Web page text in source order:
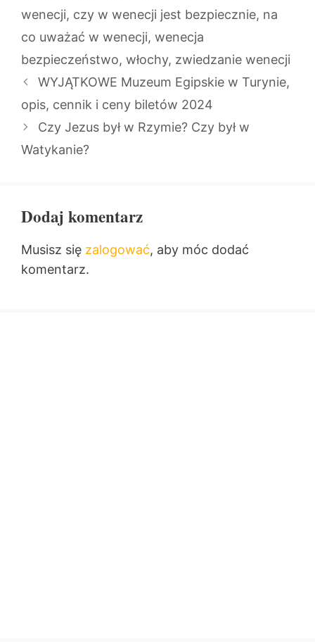
wenecji, czy w wenecji jest bezpiecznie, na
co uważać w wenecji, wenecja
bezpieczeństwo, włochy, zwiedzanie wenecji
WYJĄTKOWE Muzeum Egipskie w Turynie,
opis, cennik i ceny biletów 2024
Czy Jezus był w Rzymie? Czy był w
Watykanie?
Dodaj komentarz
Musisz się zalogować, aby móc dodać
komentarz.